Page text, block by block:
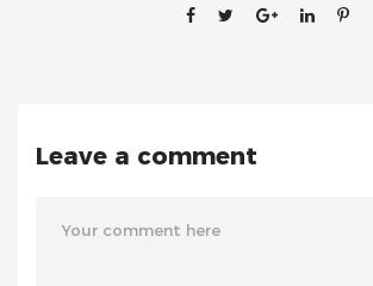
Leave a comment